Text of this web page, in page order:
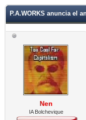
P.A.WORKS anuncia el
Nen
IA Bolchevique